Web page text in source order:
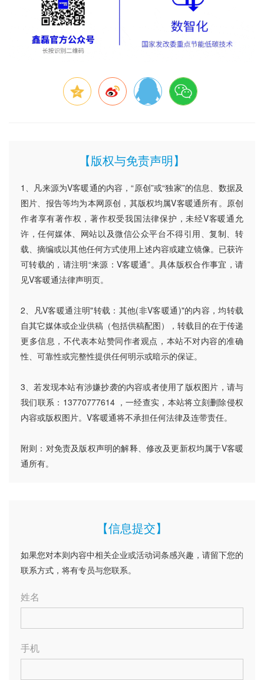
【版权与免责声明】
1、凡来源为V客暖通的内容，“原创”或“独家”的信息、数据及
图片、报告等均为本网原创，其版权均属V客暖通所有。原创
作者享有著作权，著作权受我国法律保护，未经V客暖通允
许，任何媒体、网站以及微信公众平台不得引用、复制、转
载、摘编或以其他任何方式使用上述内容或建立镜像。已获许
可转载的，请注明“来源：V客暖通”。具体版权合作事宜，请
见V客暖通法律声明页。
2、凡V客暖通注明"转载：其他(非V客暖通)"的内容，均转载
自其它媒体或企业供稿（包括供稿配图），转载目的在于传递
更多信息，不代表本站赞同作者观点，本站不对内容的准确
性、可靠性或完整性提供任何明示或暗示的保证。
3、若发现本站有涉嫌抄袭的内容或者使用了版权图片，请与
我们联系：13770777614 ，一经查实，本站将立刻删除侵权
内容或版权图片。V客暖通将不承担任何法律及连带责任。
附则：对免责及版权声明的解释、修改及更新权均属于V客暖
通所有。